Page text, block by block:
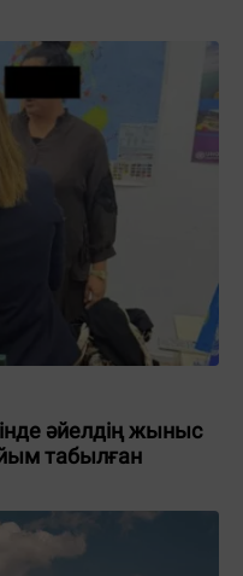
әйелдің жыныс
табылған